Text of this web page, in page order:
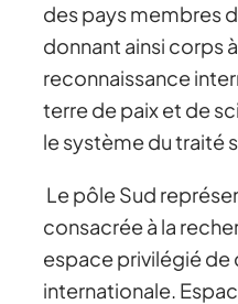
des pays membres
donnant ainsi corps
reconnaissance
terre de paix et de
le système du traité
Le pôle Sud
consacrée à la
espace privilégié
internationale.